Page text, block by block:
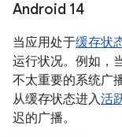
Android 14
当应用处于缓存状
运行状况。例如，
不太重要的系统广
从缓存状态进入活
迟的广播。